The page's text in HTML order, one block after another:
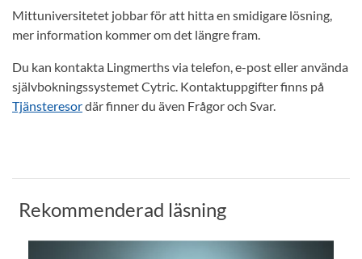
Mittuniversitetet jobbar för att hitta en smidigare lösning,
mer information kommer om det längre fram.
Du kan kontakta Lingmerths via telefon, e-post eller använda
självbokningssystemet Cytric. Kontaktuppgifter finns på
Tjänsteresordär finner du även Frågor och Svar.
Rekommenderad läsning